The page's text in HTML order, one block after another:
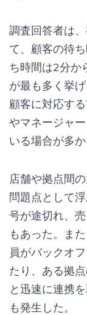
調査回答者は
て、顧客の待
ち時間は2分か
が最も多く挙
顧客に対応す
やマネージャ
いる場合が多か
店舗や拠点間
問題点として
号が途切れ、
もあった。ま
員がバックオ
たり、ある拠
と迅速に連携
も発生した。